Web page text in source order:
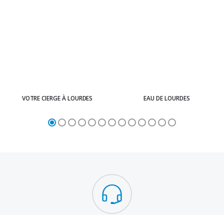
VOTRE CIERGE À LOURDES EAU DE LOURDES